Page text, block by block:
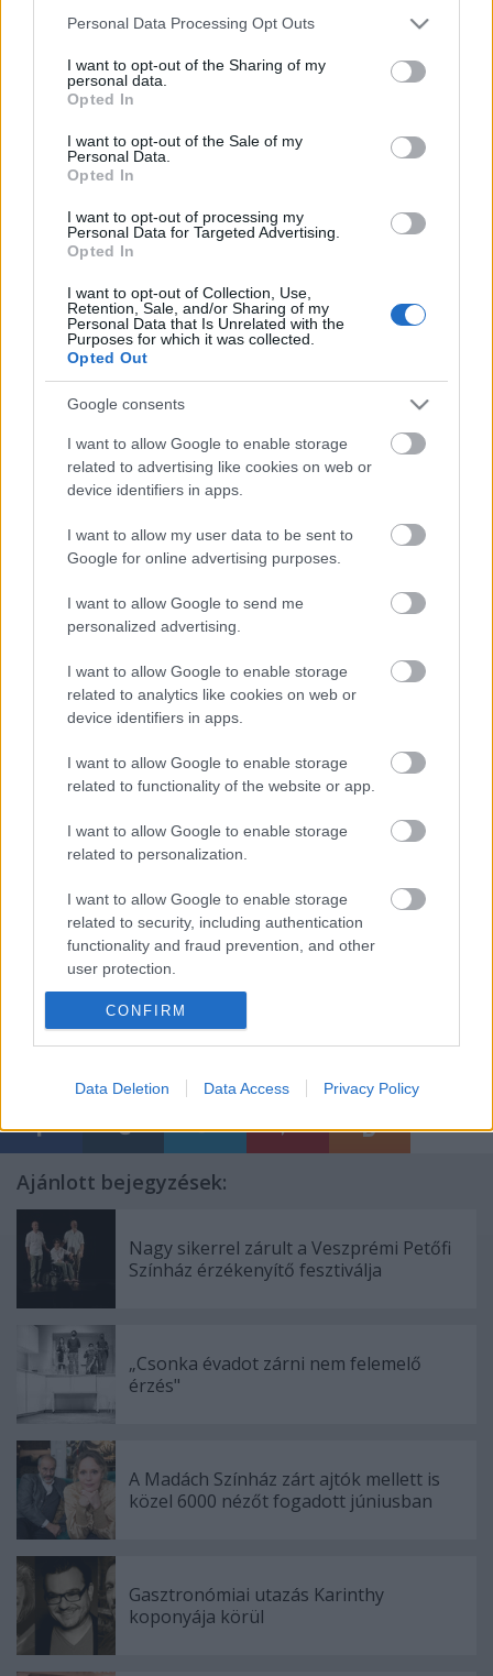
Please note that this website/app uses one or more Google
not limited to your visit or usage behaviour. You may click to
grant or deny consent to Google and its third-party tags to
use your data for below specified purposes in below Google
consent section.
Personal Data Processing Opt Outs
I want to opt-out of the Sharing of my
personal data.
Opted In
I want to opt-out of the Sale of my
Personal Data.
Opted In
I want to opt-out of processing my
Personal Data for Targeted Advertising.
Opted In
I want to opt-out of Collection, Use,
Retention, Sale, and/or Sharing of my
Personal Data that Is Unrelated with the
Purposes for which it was collected.
Opted Out
Google consents
I want to allow Google to enable storage
related to advertising like cookies on web or
device identifiers in apps.
I want to allow my user data to be sent to
Google for online advertising purposes.
I want to allow Google to send me
personalized advertising.
I want to allow Google to enable storage
related to analytics like cookies on web or
device identifiers in apps.
I want to allow Google to enable storage
related to functionality of the website or app.
I want to allow Google to enable storage
related to personalization.
I want to allow Google to enable storage
related to security, including authentication
functionality and fraud prevention, and other
user protection.
CONFIRM
Data Deletion Data Access Privacy Policy
Stefan Brandtmayr
csillogó műanyag palackok a közeledő ökológiai
katasztrófát jelképezik. Ahogy a rendező a színház
által megjelenő folyóiratban is részletezi, a Walhalla,
az istenek, az óriások és sellők világa ma már nem
sokat jelent a nézőnek, ellenben azt jól átélik, ha
valaki a megrendelt és elvégzett munkájukért nem
akar fizetni, ahogy Wotan sem akarja a kialkudott
díjat megadni Fafnernek és Fasoltnak.
"Mindezt - szerintem - érdemes komikusan
megfogalmazni, sokat nevetünk a próbákon" -
jegyezte meg.
A premierhez december 15-én nemzetközi
konferencia csatlakozik, amelynek egyik előadója
Nicholas Vázsonyi,
a Columbia Egyetem
professzora,Vázsonyi Bálintzongoraművész,
publicista fia lesz.
Schmiedleitner szülővárosában, Linzben
Theaternek. 1996-ig dolgozott a kísérleti
együttesben, azóta szabadúszóként dolgozott
Bochumban. Visszatérő vendége a nürnbergi
színháznak, Verdi Macbethjét, Richard Strauss
Elektráját és Mozart Don Giovanniját rendezte az
előző évadokban.
Ajánlott bejegyzések:
Nagy sikerrel zárult a Veszprémi Petőfi
Színház érzékenyítő fesztiválja
„Csonka évadot zárni nem felemelő
érzés"
A Madách Színház zárt ajtók mellett is
közel 6000 nézőt fogadott júniusban
Gasztronómiai utazás Karinthy
koponyája körül